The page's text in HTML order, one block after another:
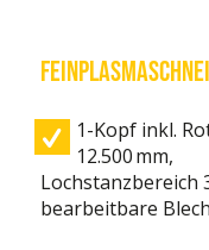
1-Kopf inkl.
12.500 mm,
Lochstanzbereich
bearbeitbare